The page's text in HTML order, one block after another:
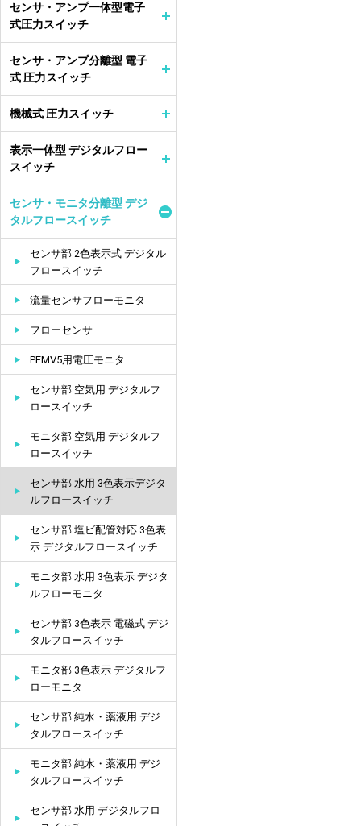
センサ・アンプ一体型電子
式圧力スイッチ
センサ・アンプ分離型 電子
式 圧力スイッチ
機械式 圧力スイッチ
表示一体型 デジタルフロー
スイッチ
センサ・モニタ分離型 デジ
タルフロースイッチ
センサ部 2色表示式 デジタル
フロースイッチ
流量センサフローモニタ
フローセンサ
PFMV5用電圧モニタ
センサ部 空気用 デジタルフ
ロースイッチ
モニタ部 空気用 デジタルフ
ロースイッチ
センサ部 水用 3色表示デジタ
ルフロースイッチ
センサ部 塩ビ配管対応 3色表
示 デジタルフロースイッチ
モニタ部 水用 3色表示 デジタ
ルフローモニタ
センサ部 3色表示 電磁式 デジ
タルフロースイッチ
モニタ部 3色表示 デジタルフ
ローモニタ
センサ部 純水・薬液用 デジ
タルフロースイッチ
モニタ部 純水・薬液用 デジ
タルフロースイッチ
センサ部 水用 デジタルフロ